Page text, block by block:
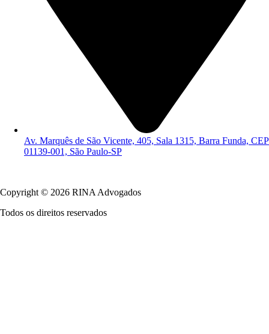
Av. Marquês de São Vicente, 405, Sala 1315, Barra Funda, CEP
01139-001, São Paulo-SP
Copyright © 2026 RINA Advogados
Todos os direitos reservados